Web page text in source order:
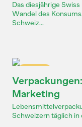
Das diesjährige
Wandel des
Schweiz...
Marketing
Schweizern täglich in